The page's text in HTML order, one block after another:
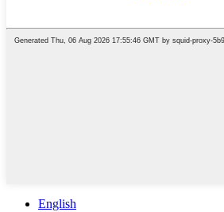
English